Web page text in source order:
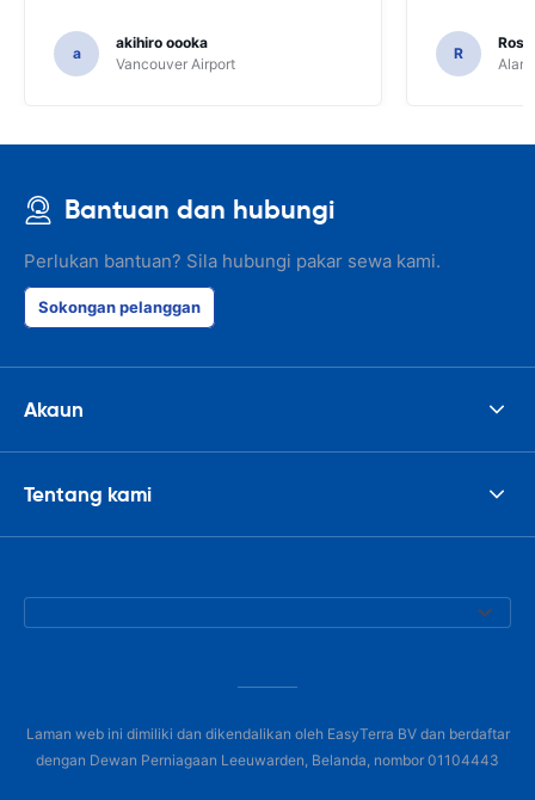
a
akihiro oooka
Vancouver Airport
R
Bantuan dan hubungi
Perlukan bantuan? Sila hubungi pakar sewa kami.
Sokongan pelanggan
Akaun
Tentang kami
Laman web ini dimiliki dan dikendalikan oleh EasyTerra BV dan berdaftar
dengan Dewan Perniagaan Leeuwarden, Belanda, nombor 01104443